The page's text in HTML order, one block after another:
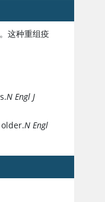
。这种重组疫
N Engl J
N Engl